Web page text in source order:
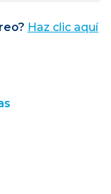
Haz clic aquí